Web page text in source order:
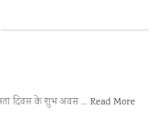
दिवस के शुभ अवस … Read More